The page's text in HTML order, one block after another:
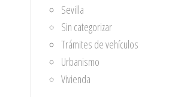
Sevilla
Sin categorizar
Trámites de vehículos
Urbanismo
Vivienda